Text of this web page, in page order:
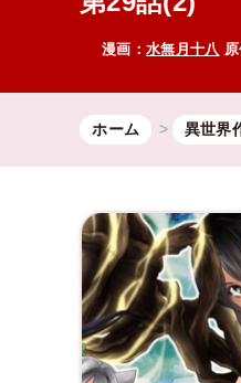
漫画： 水無月十八 原
ホーム 異世界